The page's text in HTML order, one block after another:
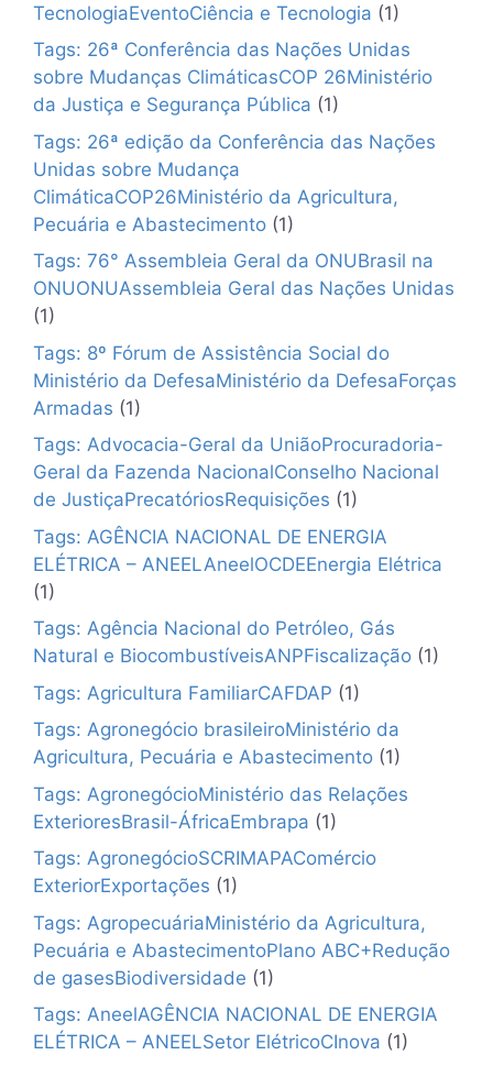
TecnologiaEventoCiência e Tecnologia (1)
Tags: 26ª Conferência das Nações Unidas
sobre Mudanças ClimáticasCOP 26Ministério
da Justiça e Segurança Pública (1)
Tags: 26ª edição da Conferência das Nações
Unidas sobre Mudança
ClimáticaCOP26Ministério da Agricultura,
Pecuária e Abastecimento (1)
Tags: 76° Assembleia Geral da ONUBrasil na
ONUONUAssembleia Geral das Nações Unidas
(1)
Tags: 8º Fórum de Assistência Social do
Ministério da DefesaMinistério da DefesaForças
Armadas (1)
Tags: Advocacia-Geral da UniãoProcuradoria-
Geral da Fazenda NacionalConselho Nacional
de JustiçaPrecatóriosRequisições (1)
Tags: AGÊNCIA NACIONAL DE ENERGIA
ELÉTRICA – ANEELAneelOCDEEnergia Elétrica
(1)
Tags: Agência Nacional do Petróleo, Gás
Natural e BiocombustíveisANPFiscalização (1)
Tags: Agricultura FamiliarCAFDAP (1)
Tags: Agronegócio brasileiroMinistério da
Agricultura, Pecuária e Abastecimento (1)
Tags: AgronegócioMinistério das Relações
ExterioresBrasil-ÁfricaEmbrapa (1)
Tags: AgronegócioSCRIMAPAComércio
ExteriorExportações (1)
Tags: AgropecuáriaMinistério da Agricultura,
Pecuária e AbastecimentoPlano ABC+Redução
de gasesBiodiversidade (1)
Tags: AneelAGÊNCIA NACIONAL DE ENERGIA
ELÉTRICA – ANEELSetor ElétricoCInova (1)